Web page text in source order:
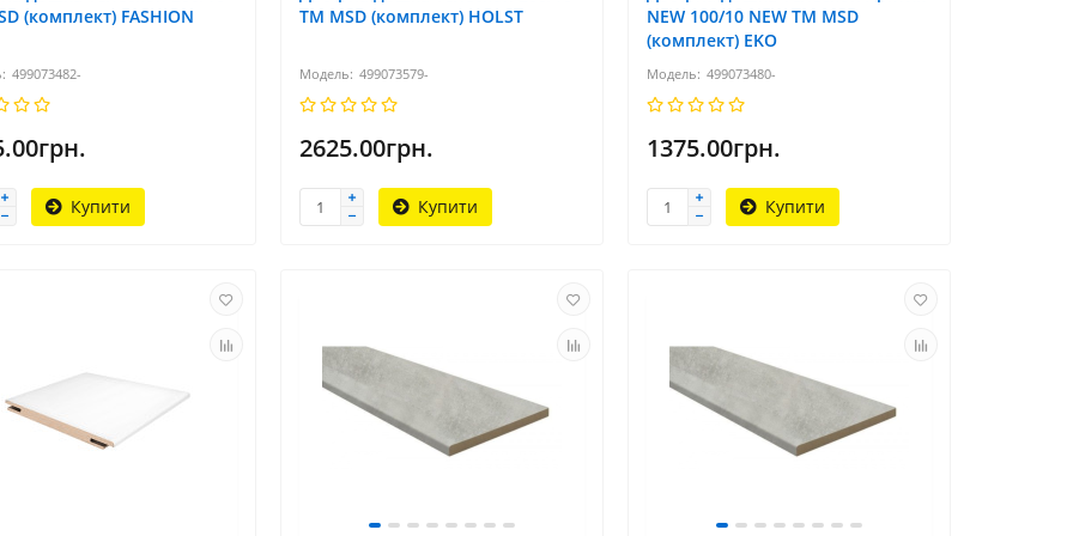
(комплект) FASHION
499073482-
Купити
TM MSD (комплект) HOLST
499073579-
2625.00грн.
Купити
NEW 100/10 NEW TM MSD
(комплект) EKO
499073480-
1375.00грн.
Купити